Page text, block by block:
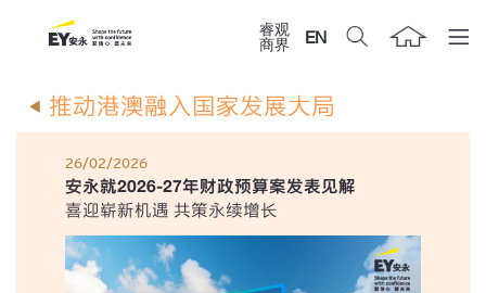
睿观
商界
EN
推动港澳融入国家发展大局
26/02/2026
安永就2026-27年财政预算案发表见解
喜迎崭新机遇 共策永续增长